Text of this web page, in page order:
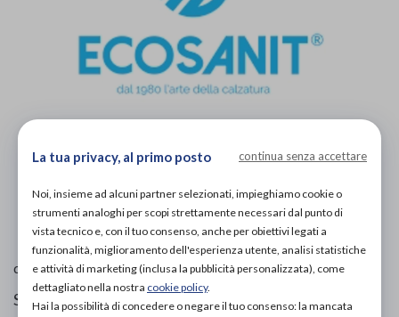
L'immagine è puramenteindicativae potrebbe non
rispecchiare appieno le caratteristiche del prodotto.
di Ecosanit
Scarpe ortopediche uomo
La tua privacy, al primo posto continua senza accettare
Noi, insieme ad alcuni partner selezionati, impieghiamo cookie o
strumenti analoghi per scopi strettamente necessari dal punto di
vista tecnico e, con il tuo consenso, anche per obiettivi legati a
funzionalità, miglioramento dell'esperienza utente, analisi statistiche
e attività di marketing (inclusa la pubblicità personalizzata), come
dettagliato nella nostra cookie policy.
Hai la possibilità di concedere o negare il tuo consenso: la mancata